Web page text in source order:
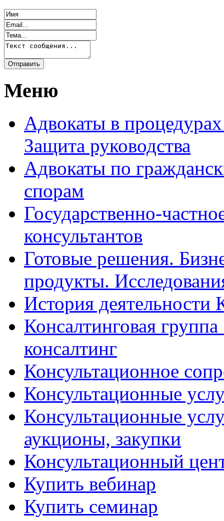
Меню
Адвокаты в
Защита руководства
Адвокаты по
спорам
Государственно-
консультантов
Готовые решения.
продукты.
История деятельности
Консалтинговая
консалтинг
Консультационное
Консультационные
Консультационные
аукционы, закупки
Консультационный
Купить вебинар
Купить семинар